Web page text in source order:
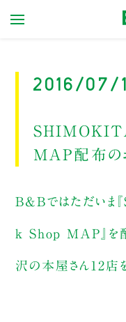
2016/07/
MAP配布の
B&Bではただい
k Shop MAP』を
沢の本屋さん12店を